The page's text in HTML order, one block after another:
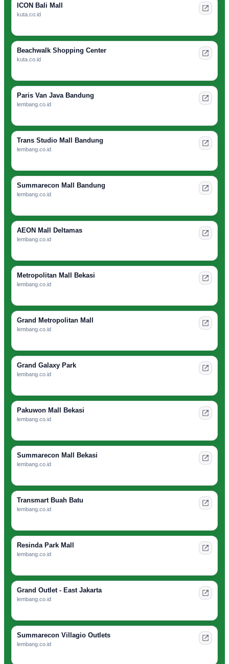
ICON Bali Mall
kuta.co.id
Beachwalk Shopping Center
kuta.co.id
Paris Van Java Bandung
lembang.co.id
Trans Studio Mall Bandung
lembang.co.id
Summarecon Mall Bandung
lembang.co.id
AEON Mall Deltamas
lembang.co.id
Metropolitan Mall Bekasi
lembang.co.id
Grand Metropolitan Mall
lembang.co.id
Grand Galaxy Park
lembang.co.id
Pakuwon Mall Bekasi
lembang.co.id
Summarecon Mall Bekasi
lembang.co.id
Transmart Buah Batu
lembang.co.id
Resinda Park Mall
lembang.co.id
Grand Outlet - East Jakarta
lembang.co.id
Summarecon Villagio Outlets
lembang.co.id